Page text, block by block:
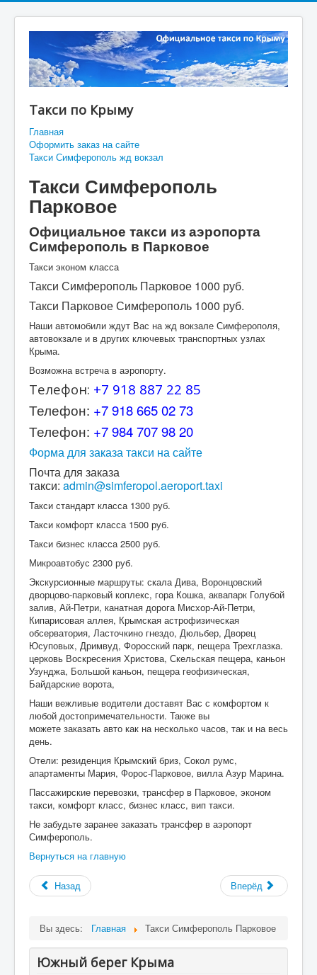
Такси по Крыму
Главная
Оформить заказ на сайте
Такси Симферополь жд вокзал
Такси Симферополь
Парковое
Официальное такси из аэропорта
Симферополь в Парковое
Такси эконом класса
Такси Симферополь Парковое 1000 руб.
Такси Парковое Симферополь 1000 руб.
Наши автомобили ждут Вас на жд вокзале Симферополя,
автовокзале и в других ключевых транспортных узлах
Крыма.
Возможна встреча в аэропорту.
Телефон: +7 918 887 22 85
Телефон: +7 918 665 02 73
Телефон: +7 984 707 98 20
Форма для заказа такси на сайте
Почта для заказа
такси: admin@simferopol.aeroport.taxi
Такси стандарт класса 1300 руб.
Такси комфорт класса 1500 руб.
Такси бизнес класса 2500 руб.
Микроавтобус 2300 руб.
Экскурсионные маршруты: скала Дива, Воронцовский
дворцово-парковый коплекс, гора Кошка, аквапарк Голубой
залив, Ай-Петри, канатная дорога Мисхор-Ай-Петри,
Кипарисовая аллея, Крымская астрофизическая
обсерватория, Ласточкино гнездо, Дюльбер, Дворец
Юсуповых, Дримвуд, Форосский парк, пещера Трехглазка.
церковь Воскресения Христова, Скельская пещера, каньон
Узунджа, Большой каньон, пещера геофизическая,
Байдарские ворота,
Наши вежливые водители доставят Вас с комфортом к
любой достопримечательности. Также вы
можете заказать авто как на несколько часов, так и на весь
день.
Отели: резиденция Крымский бриз, Сокол румс,
апартаменты Мария, Форос-Парковое, вилла Азур Марина.
Пассажирские перевозки, трансфер в Парковое, эконом
такси, комфорт класс, бизнес класс, вип такси.
Не забудьте заранее заказать трансфер в аэропорт
Симферополь.
Вернуться на главную
Назад Вперёд
Вы здесь: Главная Такси Симферополь Парковое
Южный берег Крыма